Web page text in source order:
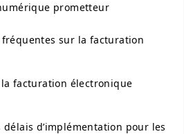
prometteur
fréquentes sur la facturation
la facturation électronique
délais d’implémentation pour les